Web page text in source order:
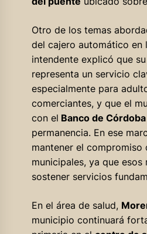
Otro de los temas
del cajero automático en
intendente explicó que
representa un servicio
especialmente para
comerciantes, y que el
con el Banco de Córdoba
permanencia. En ese
mantener el compromiso
municipales, ya que
sostener servicios
En el área de salud,
municipio continuará